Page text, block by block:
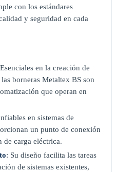
con los estándares
y seguridad en cada
en la creación de
borneras Metaltex BS son
que operan en
en sistemas de
un punto de conexión
de carga eléctrica.
: Su diseño facilita las tareas
de sistemas existentes,